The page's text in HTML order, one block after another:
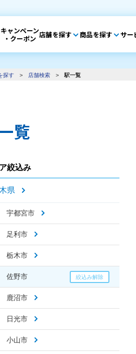
キャンペーン
・クーポン 店舗を探す 商品を探す サー
探す > 店舗検索 > 駅一覧
覧
絞込み
県
宇都宮市
足利市
栃木市
佐野市
鹿沼市
日光市
小山市